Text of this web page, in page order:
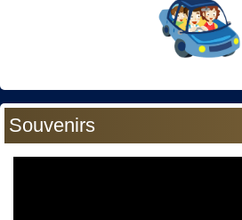
Souvenirs